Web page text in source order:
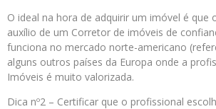
O ideal na hora de adquirir um imóvel é que
auxílio de um Corretor de imóveis de
funciona no mercado norte-americano
alguns outros países da Europa onde a
Imóveis é muito valorizada.
Dica nº2 – Certificar que o profissional